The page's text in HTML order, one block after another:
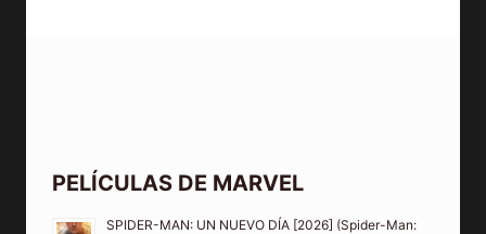
PELÍCULAS DE MARVEL
SPIDER-MAN: UN NUEVO DÍA [2026] (Spider-Man: